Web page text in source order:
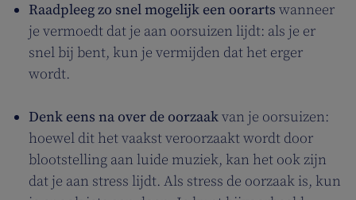
Raadpleeg zo snel mogelijk een oorarts wanneer
je vermoedt dat je aan oorsuizen lijdt: als je er
snel bij bent, kun je vermijden dat het erger
wordt.
Denk eens na over de oorzaakvan je oorsuizen:
hoewel dit het vaakst veroorzaakt wordt door
blootstelling aan luide muziek, kan het ook zijn
dat je aan stress lijdt. Als stress de oorzaak is, kun